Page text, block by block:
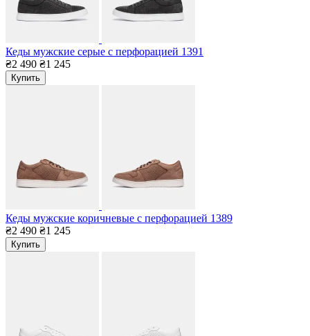
Кеды мужские серые с перфорацией 1391
₴2 490 ₴1 245
Купить
Кеды мужские коричневые с перфорацией 1389
₴2 490 ₴1 245
Купить